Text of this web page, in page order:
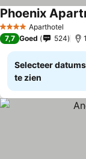
4 SterrenAparthotel
Phoenix
7,7 Goed 524
Selecteer
te zien